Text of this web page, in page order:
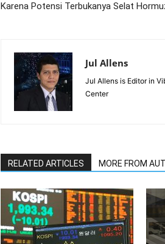
Karena Potensi Terbukanya Selat
Jul Allens
Jul Allens is Editor in
Center
RELATED ARTICLES MORE FROM